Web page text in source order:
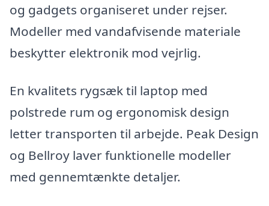
og gadgets organiseret under rejser.
Modeller med vandafvisende materiale
beskytter elektronik mod vejrlig.
En kvalitets rygsæk til laptop med
polstrede rum og ergonomisk design
letter transporten til arbejde. Peak Design
og Bellroy laver funktionelle modeller
med gennemtænkte detaljer.